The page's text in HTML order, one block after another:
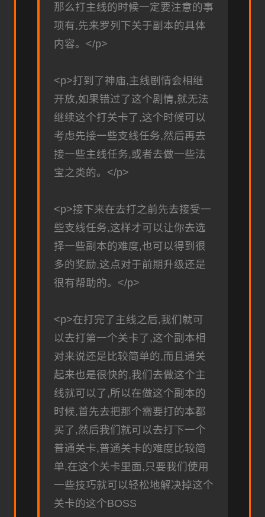
那么打主线的时候一定要注意的事
项有,先来罗列下关于副本的具体
内容。</p>
<p>打到了神庙,主线剧情会相继
开放,如果错过了这个剧情,就无法
继续这个打关卡了,这个时候可以
考虑先接一些支线任务,然后再去
接一些主线任务,或者去做一些法
宝之类的。</p>
<p>接下来在去打之前先去接受一
些支线任务,这样才可以让你去选
择一些副本的难度,也可以得到很
多的奖励,这点对于前期升级还是
很有帮助的。</p>
<p>在打完了主线之后,我们就可
以去打第一个关卡了,这个副本相
对来说还是比较简单的,而且通关
起来也是很快的,我们去做这个主
线就可以了,所以在做这个副本的
时候,首先去把那个需要打的本都
买了,然后我们就可以去打下一个
普通关卡,普通关卡的难度比较简
单,在这个关卡里面,只要我们使用
一些技巧就可以轻松地解决掉这个
关卡的这个BOSS